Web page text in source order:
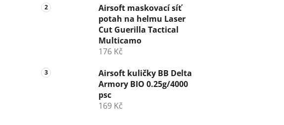
n
e
Airsoft maskovací síť
potah na helmu Laser
Cut Guerilla Tactical
Multicamo
176 Kč
Airsoft kuličky BB Delta
Armory BIO 0.25g/4000
psc
169 Kč